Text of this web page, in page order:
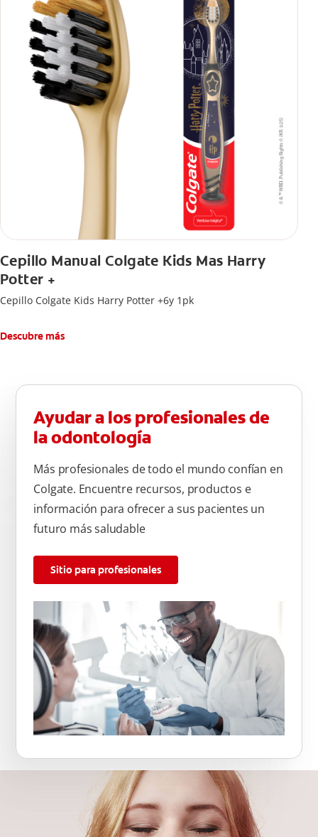
Cepillo Manual Colgate Kids Mas Harry
Potter +
Cepillo Colgate Kids Harry Potter +6y 1pk
Descubre más
Ayudar a los profesionales de
la odontología
Más profesionales de todo el mundo confían en
Colgate. Encuentre recursos, productos e
información para ofrecer a sus pacientes un
futuro más saludable
Sitio para profesionales